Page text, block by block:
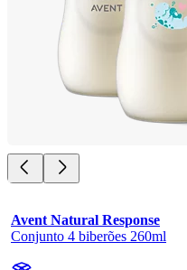
Avent Natural Response
Conjunto 4 biberões 260ml